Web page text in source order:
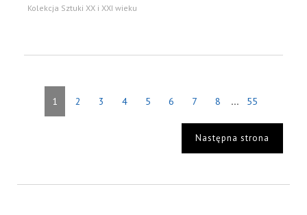
Kolekcja Sztuki XX i XXI wieku
1 2 3 4 5 6 7 8 ... 55
Następna strona